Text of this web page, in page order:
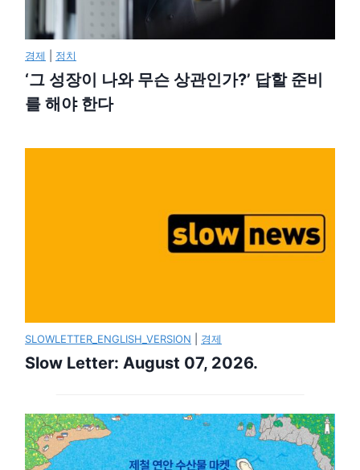
경제 정치
‘그 성장이 나와 무슨 상관인가?’ 답할 준비
를 해야 한다
SLOWLETTER_ENGLISH_VERSION 경제
Slow Letter: August 07, 2026.